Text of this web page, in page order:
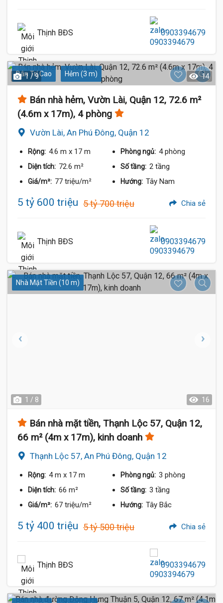
Thịnh BĐS 0903394679
Dân Trí Cao Hẻm (3 m)
1 / 9 14
Bán nhà hẻm, Vườn Lài, Quận 12, 72.6 m²
(4.6m x 17m), 4 phòng
Vườn Lài, An Phú Đông, Quận 12
Rộng: 4.6 m x 17 m Phòng ngủ: 4 phòng
Diện tích: 72.6 m² Số tầng: 2 tầng
Giá/m²: 77 triệu/m² Hướng: Tây Nam
5 tỷ 600 triệu 5 tỷ 700 triệu Chia sẻ
Thịnh BĐS 0903394679
Nhà Mặt Tiền (10 m)
1 / 8 16
Bán nhà mặt tiền, Thạnh Lộc 57, Quận 12,
66 m² (4m x 17m), kinh doanh
Thạnh Lộc 57, An Phú Đông, Quận 12
Rộng: 4 m x 17 m Phòng ngủ: 3 phòng
Diện tích: 66 m² Số tầng: 3 tầng
Giá/m²: 67 triệu/m² Hướng: Tây Bắc
5 tỷ 400 triệu 5 tỷ 500 triệu Chia sẻ
Thịnh BĐS 0903394679